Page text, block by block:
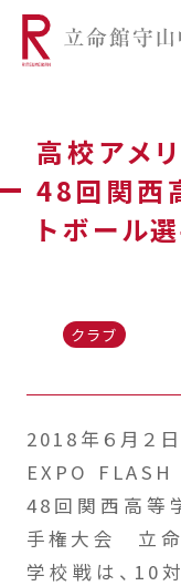
高校アメ
48回関西
トボール
クラブ
2018年６月２
EXPO FLASH
48回関西高等
手権大会 立命
学校戦は、10